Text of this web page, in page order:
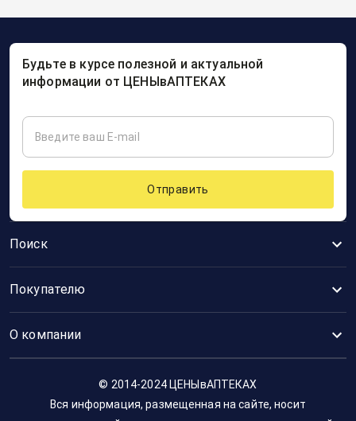
Поиск
Покупателю
О компании
Будьте в курсе полезной и актуальной
информации от ЦЕНЫвАПТЕКАХ
Отправить
© 2014-2024 ЦЕНЫвАПТЕКАХ
Вся информация, размещенная на сайте, носит